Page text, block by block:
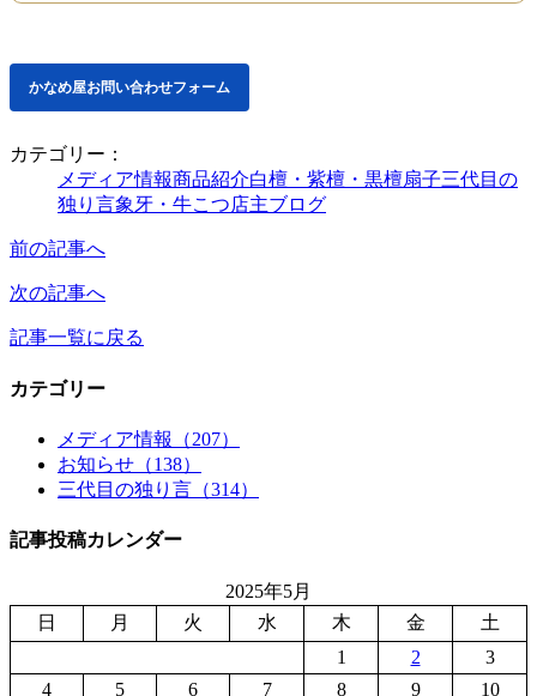
かなめ屋お問い合わせフォーム
カテゴリー：
メディア情報商品紹介白檀・紫檀・黒檀扇子三代目の
独り言象牙・牛こつ店主ブログ
前の記事へ
次の記事へ
記事一覧に戻る
カテゴリー
メディア情報（207）
お知らせ（138）
三代目の独り言（314）
記事投稿カレンダー
2025年5月
日
月 火 水 木 金
土
1
2
3
4
5 6 7 8 9 10